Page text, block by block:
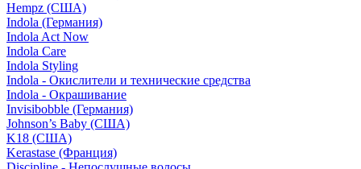
Hempz (США)
Indola (Германия)
Indola Act Now
Indola Care
Indola Styling
Indola - Окислители и технические средства
Indola - Окрашивание
Invisibobble (Германия)
Johnson’s Baby (США)
K18 (США)
Kerastase (Франция)